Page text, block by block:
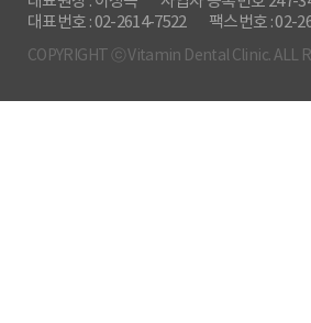
정도로 구강질환이 진행되었을 경우
유지하는 것 역시 치아에 좋지 않으
경험이 풍부한 의료진에게 정확한
대표번호 : 02-2614-7522
팩스번호 : 02-
COPYRIGHT ⓒ Vitamin Dental Clinic. ALL